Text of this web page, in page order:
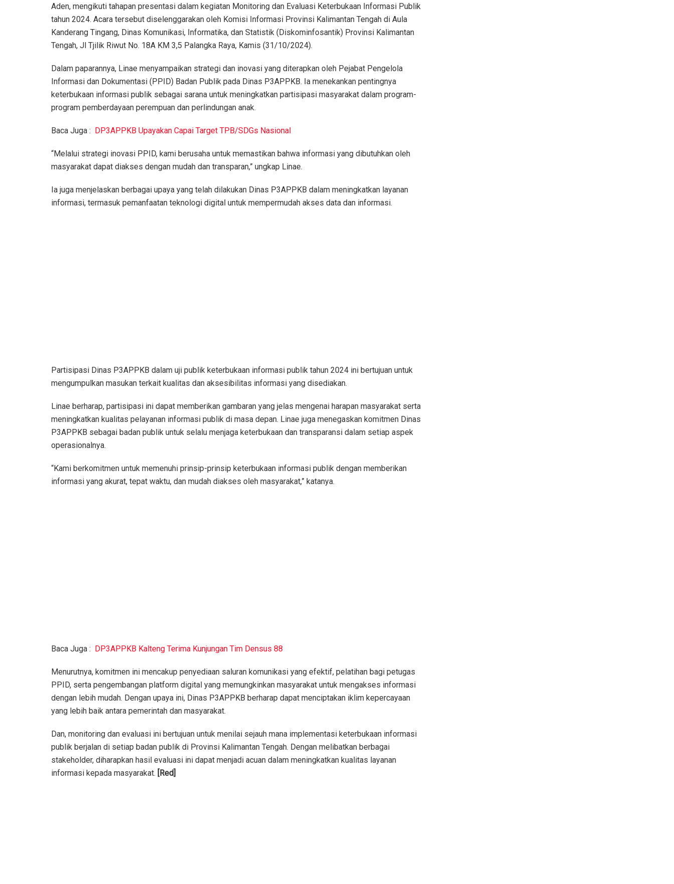
Aden, mengikuti tahapan presentasi dalam kegiatan Monitoring dan Evaluasi Keterbukaan Informasi Publik
tahun 2024. Acara tersebut diselenggarakan oleh Komisi Informasi Provinsi Kalimantan Tengah di Aula
Kanderang Tingang, Dinas Komunikasi, Informatika, dan Statistik (Diskominfosantik) Provinsi Kalimantan
Tengah, Jl Tjilik Riwut No. 18A KM 3,5 Palangka Raya, Kamis (31/10/2024).
Dalam paparannya, Linae menyampaikan strategi dan inovasi yang diterapkan oleh Pejabat Pengelola
Informasi dan Dokumentasi (PPID) Badan Publik pada Dinas P3APPKB. Ia menekankan pentingnya
keterbukaan informasi publik sebagai sarana untuk meningkatkan partisipasi masyarakat dalam program-
program pemberdayaan perempuan dan perlindungan anak.
Baca Juga : DP3APPKB Upayakan Capai Target TPB/SDGs Nasional
“Melalui strategi inovasi PPID, kami berusaha untuk memastikan bahwa informasi yang dibutuhkan oleh
masyarakat dapat diakses dengan mudah dan transparan,” ungkap Linae.
Ia juga menjelaskan berbagai upaya yang telah dilakukan Dinas P3APPKB dalam meningkatkan layanan
informasi, termasuk pemanfaatan teknologi digital untuk mempermudah akses data dan informasi.
Partisipasi Dinas P3APPKB dalam uji publik keterbukaan informasi publik tahun 2024 ini bertujuan untuk
mengumpulkan masukan terkait kualitas dan aksesibilitas informasi yang disediakan.
Linae berharap, partisipasi ini dapat memberikan gambaran yang jelas mengenai harapan masyarakat serta
meningkatkan kualitas pelayanan informasi publik di masa depan. Linae juga menegaskan komitmen Dinas
P3APPKB sebagai badan publik untuk selalu menjaga keterbukaan dan transparansi dalam setiap aspek
operasionalnya.
“Kami berkomitmen untuk memenuhi prinsip-prinsip keterbukaan informasi publik dengan memberikan
informasi yang akurat, tepat waktu, dan mudah diakses oleh masyarakat,” katanya.
Baca Juga : DP3APPKB Kalteng Terima Kunjungan Tim Densus 88
Menurutnya, komitmen ini mencakup penyediaan saluran komunikasi yang efektif, pelatihan bagi petugas
PPID, serta pengembangan platform digital yang memungkinkan masyarakat untuk mengakses informasi
dengan lebih mudah. Dengan upaya ini, Dinas P3APPKB berharap dapat menciptakan iklim kepercayaan
yang lebih baik antara pemerintah dan masyarakat.
Dan, monitoring dan evaluasi ini bertujuan untuk menilai sejauh mana implementasi keterbukaan informasi
publik berjalan di setiap badan publik di Provinsi Kalimantan Tengah. Dengan melibatkan berbagai
stakeholder, diharapkan hasil evaluasi ini dapat menjadi acuan dalam meningkatkan kualitas layanan
informasi kepada masyarakat. [Red]